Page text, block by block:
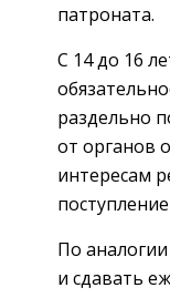
патроната.
С 14 до 16
раздельно
от органов
интересам
По аналогии
и сдавать